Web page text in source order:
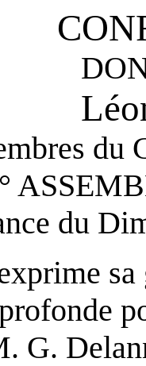
du
du
sa
G.